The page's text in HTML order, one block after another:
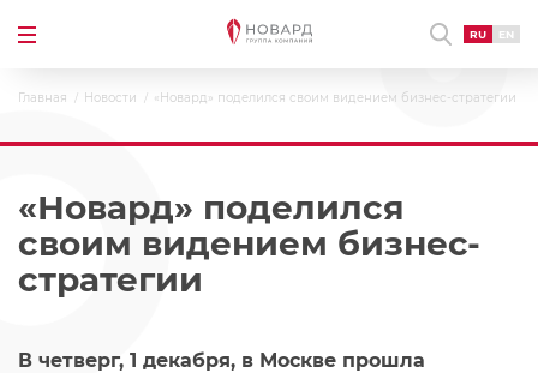
RU EN
Главная Новости «Новард» поделился своим видением бизнес-стратегии
«Новард» поделился
своим видением бизнес-
стратегии
В четверг, 1 декабря, в Москве прошла